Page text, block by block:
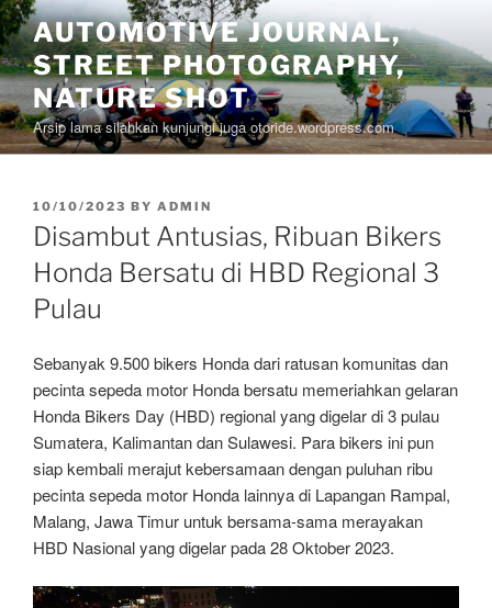
Skip
to
content
AUTOMOTIVE JOURNAL,
STREET PHOTOGRAPHY,
NATURE SHOT
Arsip lama silahkan kunjungi juga otoride.wordpress.com
POSTED
ON
10/10/2023 BY ADMIN
Disambut Antusias, Ribuan Bikers
Honda Bersatu di HBD Regional 3
Pulau
Sebanyak 9.500 bikers Honda dari ratusan komunitas dan
pecinta sepeda motor Honda bersatu memeriahkan gelaran
Honda Bikers Day (HBD) regional yang digelar di 3 pulau
Sumatera, Kalimantan dan Sulawesi. Para bikers ini pun
siap kembali merajut kebersamaan dengan puluhan ribu
pecinta sepeda motor Honda lainnya di Lapangan Rampal,
Malang, Jawa Timur untuk bersama-sama merayakan
HBD Nasional yang digelar pada 28 Oktober 2023.